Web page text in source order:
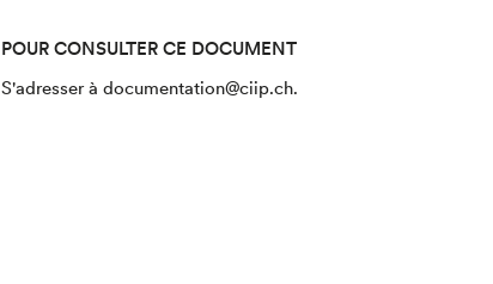
POUR CONSULTER CE DOCUMENT
S'adresser à documentation@ciip.ch.